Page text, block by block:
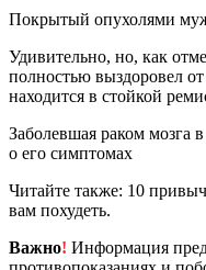
Покрытый опухолями
Удивительно, но, как
полностью выздоровел
находится в стойкой
Заболевшая раком мозга
о его симптомах
Читайте также: 10
вам похудеть.
Важно! Информация